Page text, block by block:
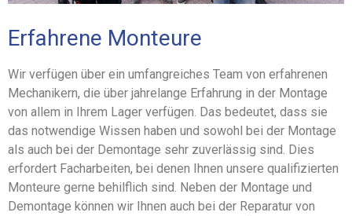
Erfahrene Monteure
Wir verfügen über ein umfangreiches Team von erfahrenen
Mechanikern, die über jahrelange Erfahrung in der Montage
von allem in Ihrem Lager verfügen. Das bedeutet, dass sie
das notwendige Wissen haben und sowohl bei der Montage
als auch bei der Demontage sehr zuverlässig sind. Dies
erfordert Facharbeiten, bei denen Ihnen unsere qualifizierten
Monteure gerne behilflich sind. Neben der Montage und
Demontage können wir Ihnen auch bei der Reparatur von